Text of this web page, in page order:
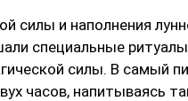
силы и наполнения
специальные
силы. В самый
часов, напитываясь